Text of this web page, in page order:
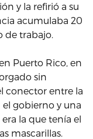
y la refirió a su
acumulaba 20
de trabajo.
Puerto Rico, en
sin
conector entre la
gobierno y una
la que tenía el
mascarillas.